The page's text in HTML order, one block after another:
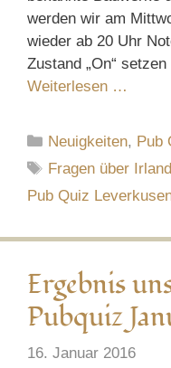
werden wir am
wieder ab 20 Uhr
Zustand „On“
Weiterlesen …
Kategorien
Neuigkeiten, Pub
Schlagwörter
Fragen über Irland
Pub Quiz
Ergebnis
Pubquiz
16. Januar 2016